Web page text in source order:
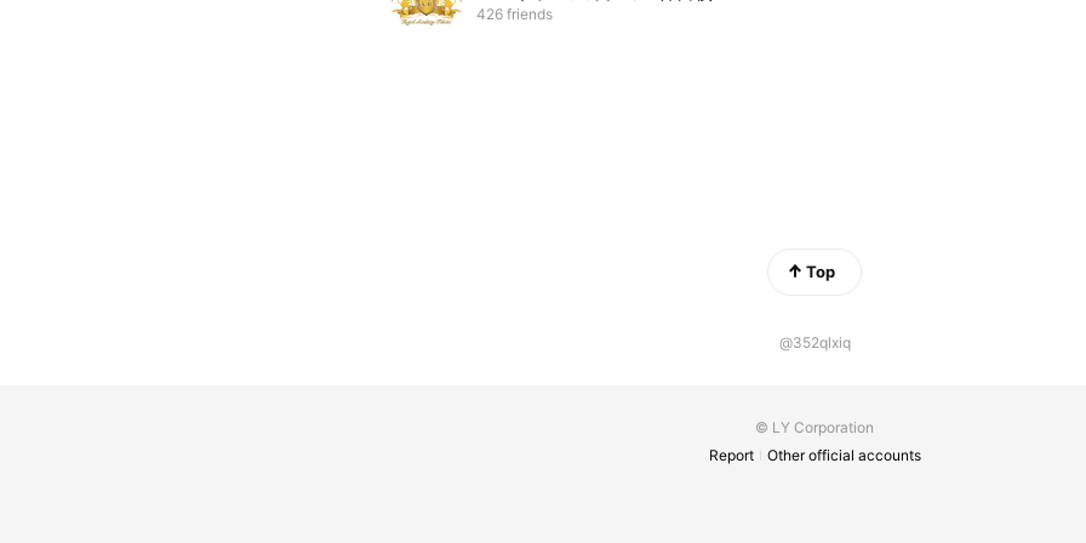
426 friends
Top
@352qlxiq
© LY Corporation
Report
Other official accounts